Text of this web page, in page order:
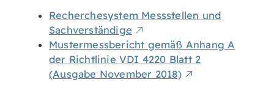
Recherchesystem Messstellen und
Sachverständige
Mustermessbericht gemäß Anhang A
der Richtlinie VDI 4220 Blatt 2
(Ausgabe November 2018)